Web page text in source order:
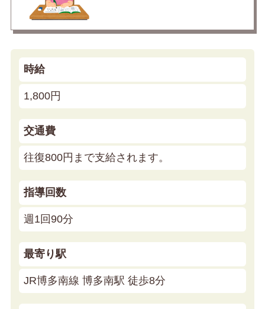
時給
1,800円
交通費
往復800円まで支給されます。
指導回数
週1回90分
最寄り駅
JR博多南線 博多南駅 徒歩8分